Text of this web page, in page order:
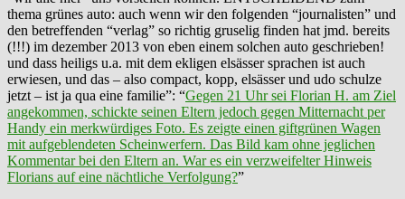
thema grünes auto: auch wenn wir den folgenden “journalisten” und
den betreffenden “verlag” so richtig gruselig finden hat jmd. bereits
(!!!) im dezember 2013 von eben einem solchen auto geschrieben!
und dass heiligs u.a. mit dem ekligen elsässer sprachen ist auch
erwiesen, und das – also compact, kopp, elsässer und udo schulze
jetzt – ist ja qua eine familie”: “Gegen 21 Uhr sei Florian H. am Ziel
angekommen, schickte seinen Eltern jedoch gegen Mitternacht per
Handy ein merkwürdiges Foto. Es zeigte einen giftgrünen Wagen
mit aufgeblendeten Scheinwerfern. Das Bild kam ohne jeglichen
Kommentar bei den Eltern an. War es ein verzweifelter Hinweis
Florians auf eine nächtliche Verfolgung?”